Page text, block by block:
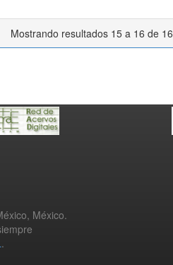
Mostrando resultados 15 a 16 de 16
México.
.